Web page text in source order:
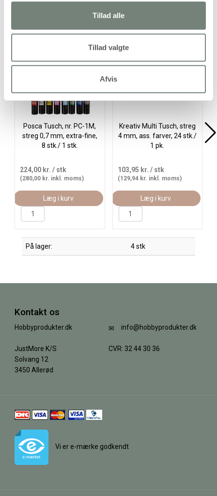
Tillad alle
Tillad valgte
Afvis
Alternativer
Posca Tusch, nr. PC-1M,
streg 0,7 mm, extra-fine,
8 stk./ 1 stk.
224,00 kr. / stk
(280,00 kr. inkl. moms)
Læg i kurv
Kreativ Multi Tusch, streg
4 mm, ass. farver, 24 stk./
1 pk.
103,95 kr. / stk
(129,94 kr. inkl. moms)
Læg i kurv
På lager: 4 stk
Kontakt os
Hobbyprodukter.dk
JustMore K/S
Solvang 12
3450 Allerød
info@hobbyprodukter.dk
CVR: 32 44 30 36
Vi er e-mærke godkendt